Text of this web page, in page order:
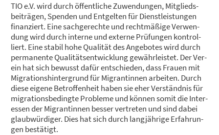
TIO e.V. wird durch öffent­li­che Zuwen­dun­gen, Mit­glieds­
bei­trä­gen, Spen­den und Ent­gel­ten für Dienst­leis­tun­gen
finan­ziert. Eine sach­ge­rech­te und recht­mä­ßi­ge Ver­wen­
dung wird durch inter­ne und exter­ne Prü­fun­gen kon­trol­
liert. Eine sta­bil hohe Qua­li­tät des Ange­bo­tes wird durch
per­ma­nen­te Qua­li­täts­ent­wick­lung gewähr­leis­tet. Der Ver­
ein hat sich bewusst dafür ent­schie­den, dass Frau­en mit
Migra­ti­ons­hin­ter­grund für Migran­tin­nen arbei­ten. Durch
die­se eige­ne Betrof­fen­heit haben sie eher Ver­ständ­nis für
migra­ti­ons­be­ding­te Pro­ble­me und kön­nen somit die Inter­
es­sen der Migran­tin­nen bes­ser ver­tre­ten und sind dabei
glaub­wür­di­ger. Dies hat sich durch lang­jäh­ri­ge Erfah­run­
gen bestä­tigt.